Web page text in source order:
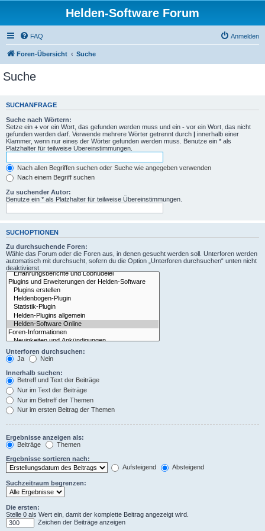
Helden-Software Forum
FAQ Anmelden
Foren-Übersicht Suche
Suche
SUCHANFRAGE
Suche nach Wörtern:
Setze ein + vor ein Wort, das gefunden werden muss und ein - vor ein Wort, das nicht
gefunden werden darf. Verwende mehrere Wörter getrennt durch | innerhalb einer
Klammer, wenn nur eines der Wörter gefunden werden muss. Benutze ein * als
Platzhalter für teilweise Übereinstimmungen.
Nach allen Begriffen suchen oder Suche wie angegeben verwenden
Nach einem Begriff suchen
Zu suchender Autor:
Benutze ein * als Platzhalter für teilweise Übereinstimmungen.
SUCHOPTIONEN
Zu durchsuchende Foren:
Wähle das Forum oder die Foren aus, in denen gesucht werden soll. Unterforen werden
automatisch mit durchsucht, sofern du die Option „Unterforen durchsuchen“ unten nicht
deaktivierst.
Unterforen durchsuchen:
Ja
Nein
Innerhalb suchen:
Betreff und Text der Beiträge
Nur im Text der Beiträge
Nur im Betreff der Themen
Nur im ersten Beitrag der Themen
Ergebnisse anzeigen als:
Beiträge
Themen
Ergebnisse sortieren nach:
Aufsteigend
Absteigend
Suchzeitraum begrenzen:
Die ersten:
Stelle 0 als Wert ein, damit der komplette Beitrag angezeigt wird.
Zeichen der Beiträge anzeigen